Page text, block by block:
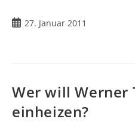
Beitrag
27. Januar 2011
Wer will Werner
einheizen?